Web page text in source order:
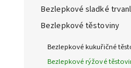
Bezlepkové sladké
Bezlepkové těstoviny
Bezlepkové kukuřičné
Bezlepkové rýžové